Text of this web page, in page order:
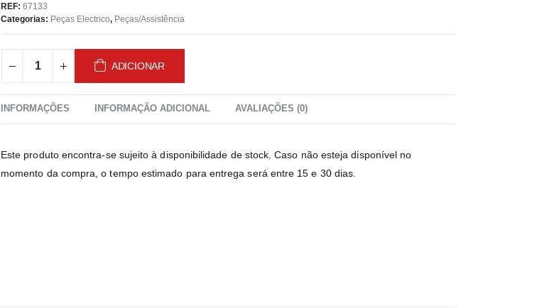
REF: 67133
Categorias: Peças Electrico, Peças/Assistência
ADICIONAR
INFORMAÇÕES INFORMAÇÃO ADICIONAL AVALIAÇÕES (0)
Este produto encontra-se sujeito à disponibilidade de stock. Caso não esteja disponível no
momento da compra, o tempo estimado para entrega será entre 15 e 30 dias.